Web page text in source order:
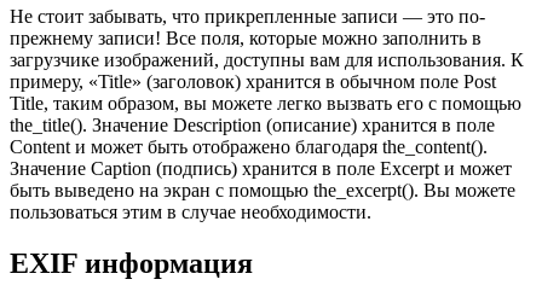
Не стоит забывать, что прикрепленные записи — это по-
прежнему записи! Все поля, которые можно заполнить в
загрузчике изображений, доступны вам для использования. К
примеру, «Title» (заголовок) хранится в обычном поле Post
Title, таким образом, вы можете легко вызвать его с помощью
the_title(). Значение Description (описание) хранится в поле
Content и может быть отображено благодаря the_content().
Значение Caption (подпись) хранится в поле Excerpt и может
быть выведено на экран с помощью the_excerpt(). Вы можете
пользоваться этим в случае необходимости.
EXIF информация